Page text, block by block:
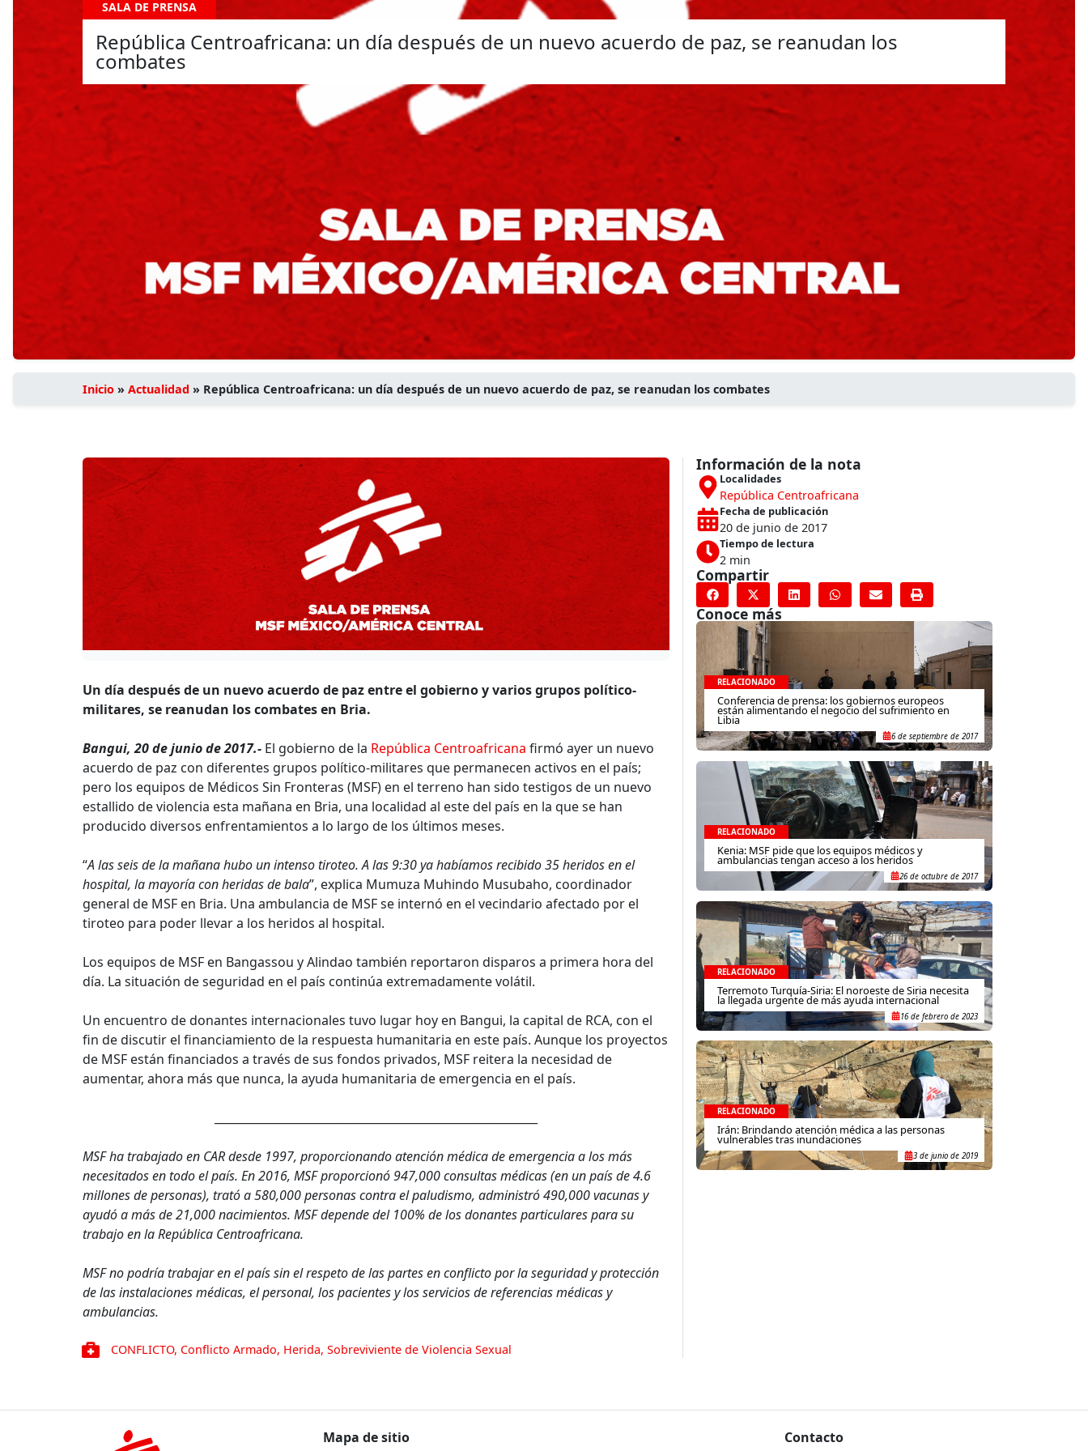
SALA DE PRENSA
República Centroafricana: un día después de un nuevo acuerdo de paz, se reanudan los
combates
Inicio » Actualidad » República Centroafricana: un día después de un nuevo acuerdo de paz, se reanudan los combates
Un día después de un nuevo acuerdo de paz entre el gobierno y varios grupos político-
militares, se reanudan los combates en Bria.
Bangui, 20 de junio de 2017.- El gobierno de la República Centroafricana firmó ayer un nuevo
acuerdo de paz con diferentes grupos político-militares que permanecen activos en el país;
pero los equipos de Médicos Sin Fronteras (MSF) en el terreno han sido testigos de un nuevo
estallido de violencia esta mañana en Bria, una localidad al este del país en la que se han
producido diversos enfrentamientos a lo largo de los últimos meses.
“A las seis de la mañana hubo un intenso tiroteo. A las 9:30 ya habíamos recibido 35 heridos en el
hospital, la mayoría con heridas de bala”, explica Mumuza Muhindo Musubaho, coordinador
general de MSF en Bria. Una ambulancia de MSF se internó en el vecindario afectado por el
tiroteo para poder llevar a los heridos al hospital.
Los equipos de MSF en Bangassou y Alindao también reportaron disparos a primera hora del
día. La situación de seguridad en el país continúa extremadamente volátil.
Un encuentro de donantes internacionales tuvo lugar hoy en Bangui, la capital de RCA, con el
fin de discutir el financiamiento de la respuesta humanitaria en este país. Aunque los proyectos
de MSF están financiados a través de sus fondos privados, MSF reitera la necesidad de
aumentar, ahora más que nunca, la ayuda humanitaria de emergencia en el país.
MSF ha trabajado en CAR desde 1997, proporcionando atención médica de emergencia a los más
necesitados en todo el país. En 2016, MSF proporcionó 947,000 consultas médicas (en un país de 4.6
millones de personas), trató a 580,000 personas contra el paludismo, administró 490,000 vacunas y
ayudó a más de 21,000 nacimientos. MSF depende del 100% de los donantes particulares para su
trabajo en la República Centroafricana.
MSF no podría trabajar en el país sin el respeto de las partes en conflicto por la seguridad y protección
de las instalaciones médicas, el personal, los pacientes y los servicios de referencias médicas y
ambulancias.
CONFLICTO, Conflicto Armado, Herida,Sobreviviente de Violencia Sexual
Información de la nota
Localidades
República Centroafricana
Fecha de publicación
20 de junio de 2017
Tiempo de lectura
2 min
Compartir
Conoce más
RELACIONADO
Conferencia de prensa: los gobiernos europeos
están alimentando el negocio del sufrimiento en
Libia
6 de septiembre de 2017
RELACIONADO
Kenia: MSF pide que los equipos médicos y
ambulancias tengan acceso a los heridos
26 de octubre de 2017
RELACIONADO
Terremoto Turquía-Siria: El noroeste de Siria necesita
la llegada urgente de más ayuda internacional
16 de febrero de 2023
RELACIONADO
Irán: Brindando atención médica a las personas
vulnerables tras inundaciones
3 de junio de 2019
Mapa de sitio Contacto